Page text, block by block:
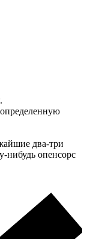
два-три
нибудь опенсорс